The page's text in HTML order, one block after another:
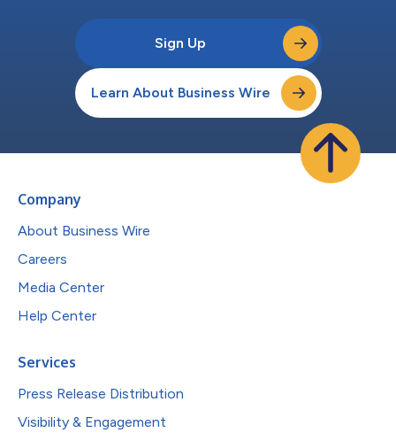
Sign Up
Learn About Business Wire
Company
About Business Wire
Careers
Media Center
Help Center
Services
Press Release Distribution
Visibility & Engagement